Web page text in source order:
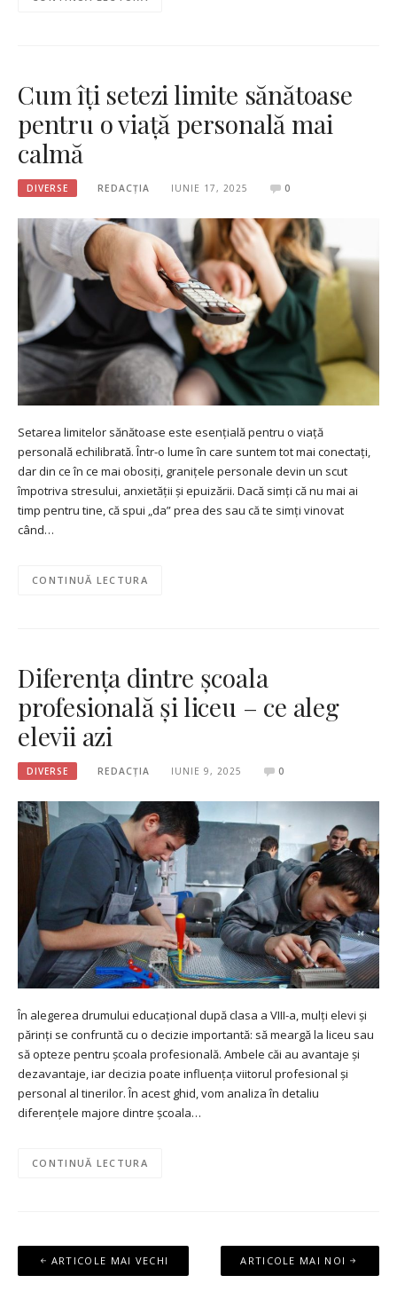
Cum îți setezi limite sănătoase
pentru o viață personală mai
calmă
DIVERSE REDACȚIA IUNIE 17, 2025 0
Setarea limitelor sănătoase este esențială pentru o viață
personală echilibrată. Într-o lume în care suntem tot mai conectați,
dar din ce în ce mai obosiți, granițele personale devin un scut
împotriva stresului, anxietății și epuizării. Dacă simți că nu mai ai
timp pentru tine, că spui „da” prea des sau că te simți vinovat
când…
CONTINUĂ LECTURA
Diferența dintre școala
profesională și liceu – ce aleg
elevii azi
DIVERSE REDACȚIA IUNIE 9, 2025 0
În alegerea drumului educațional după clasa a VIII-a, mulți elevi și
părinți se confruntă cu o decizie importantă: să meargă la liceu sau
să opteze pentru școala profesională. Ambele căi au avantaje și
dezavantaje, iar decizia poate influența viitorul profesional și
personal al tinerilor. În acest ghid, vom analiza în detaliu
diferențele majore dintre școala…
CONTINUĂ LECTURA
Navigare
în
ARTICOLE MAI VECHI ARTICOLE MAI NOI